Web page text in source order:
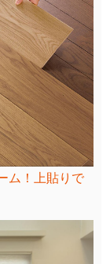
ム！上貼りで